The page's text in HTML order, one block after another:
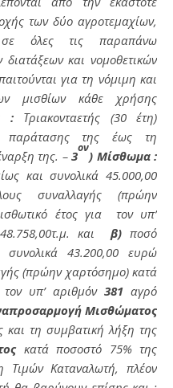
των δύο αγροτεμαχίων,
σε όλες τις παραπάνω
και νομοθετικών
για τη νόμιμη και
μισθίων κάθε χρήσης
: Τριακονταετής (30 έτη)
παράτασης της έως τη
της. –3
ον
) Μίσθωμα :
και συνολικά 45.000,00
συναλλαγής (πρώην
έτος για τον υπ’
και β) ποσό
43.200,00 ευρώ
(πρώην χαρτόσημο) κατά
τον υπ’ αριθμόν381 αγρό
Μισθώματος
και τη συμβατική λήξη της
κατά ποσοστό 75% της
Τιμών Καταναλωτή, πλέον